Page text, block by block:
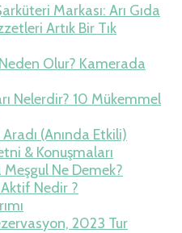
Markası: Arı Gıda
Artık Bir Tık
Olur? Kamerada
Nelerdir? 10 Mükemmel
(Anında Etkili)
& Konuşmaları
Meşgul Ne Demek?
Nedir ?
2023 Tur